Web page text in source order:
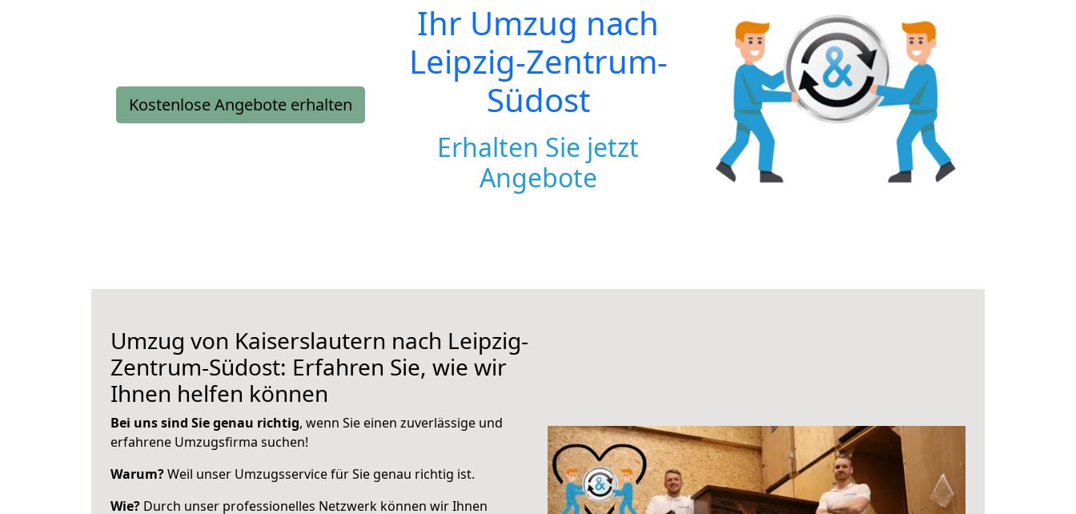
Kostenlose Angebote erhalten
Ihr Umzug nach
Leipzig-Zentrum-
Südost
Erhalten Sie jetzt
Angebote
Umzug von Kaiserslautern nach Leipzig-
Zentrum-Südost: Erfahren Sie, wie wir
Ihnen helfen können
Bei uns sind Sie genau richtig, wenn Sie einen zuverlässige und
erfahrene Umzugsfirma suchen!
Warum?Weil unser Umzugsservice für Sie genau richtig ist.
Wie? Durch unser professionelles Netzwerk können wir Ihnen